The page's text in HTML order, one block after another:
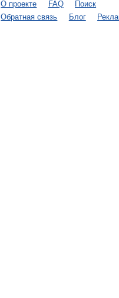
О проекте FAQ
Поиск
Обратная связь
Блог